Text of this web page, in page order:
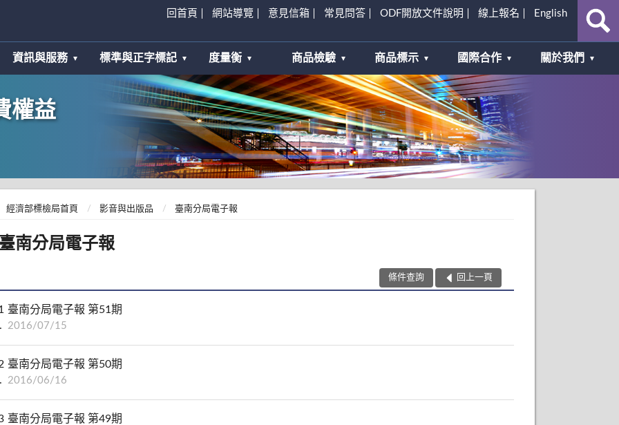
回首頁 網站導覽 意見信箱 常見問答 ODF開放文件說明 線上報名 English
資訊與服務 標準與正字標記 度量衡 商品檢驗 商品標示 國際合作 關於我們
權益
經濟部標檢局首頁 影音與出版品 臺南分局電子報
臺南分局電子報
條件查詢 回上一頁
臺南分局電子報 第51期
2016/07/15
臺南分局電子報 第50期
2016/06/16
臺南分局電子報 第49期